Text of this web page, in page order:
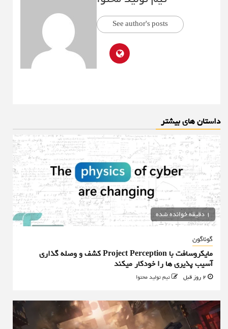
See author's posts
داستان های بیشتر
1 دقیقه خوانده شده
گوناگون
مایکروسافت با Project Perception کشف و وصله گذاری
آسیب پذیری ها را خودکار میکند
تیم تولید محتوا